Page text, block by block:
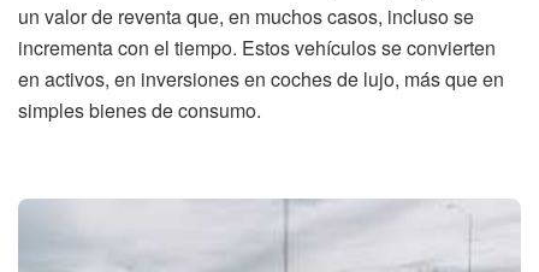
un valor de reventa que, en muchos casos, incluso se
incrementa con el tiempo. Estos vehículos se convierten
en activos, en inversiones en coches de lujo, más que en
simples bienes de consumo.